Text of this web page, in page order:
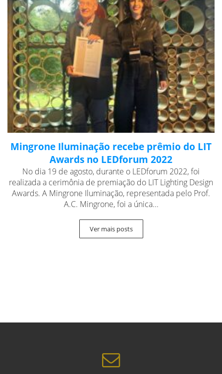
Mingrone Iluminação recebe prêmio do LIT
Awards no LEDforum 2022
No dia 19 de agosto, durante o LEDforum 2022, foi
realizada a cerimônia de premiação do LIT Lighting Design
Awards. A Mingrone Iluminação, representada pelo Prof.
A.C. Mingrone, foi a única...
Ver mais posts